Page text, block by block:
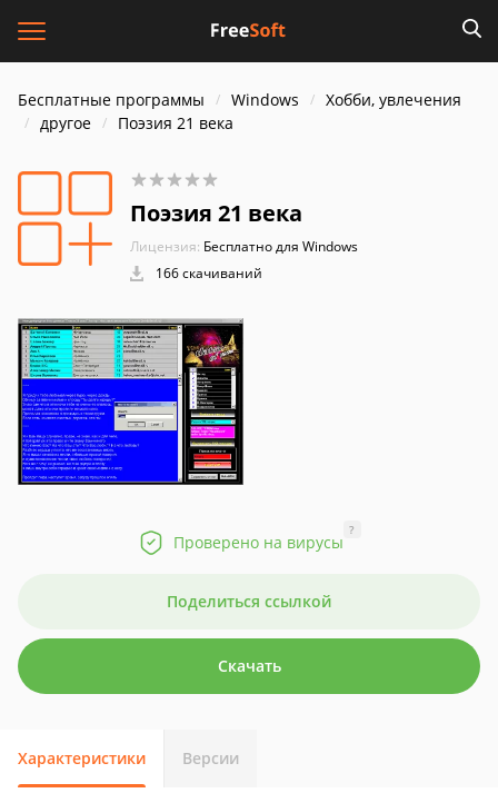
Бесплатные программы Windows
Хобби, увлечения
другое
Поэзия 21 века
Поэзия 21 века
Лицензия: Бесплатно для Windows
166 скачиваний
Проверено на вирусы
?
Поделиться ссылкой
Скачать
Характеристики Версии